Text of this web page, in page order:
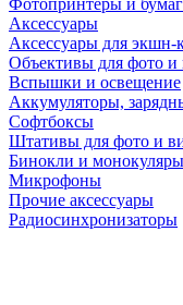
Фотопринтеры и
Аксессуары
Аксессуары для экшн-
Объективы для фото и
Вспышки и освещение
Аккумуляторы,
Софтбоксы
Штативы для фото и
Бинокли и монокуляры
Микрофоны
Прочие аксессуары
Радиосинхронизаторы